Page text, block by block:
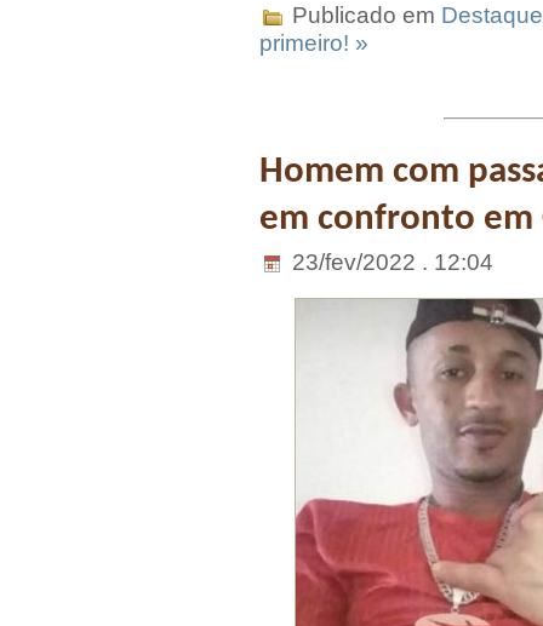
Publicado em
primeiro! »
Homem com
em confronto em
23/fev/2022 . 12:04